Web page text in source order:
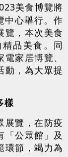
美食博覽將
中心舉行。作
覽，本次美食
品美食。同
家居博覽、
動，為大眾提
樣
展覽，在防疫
「公眾館」及
環節，竭力為